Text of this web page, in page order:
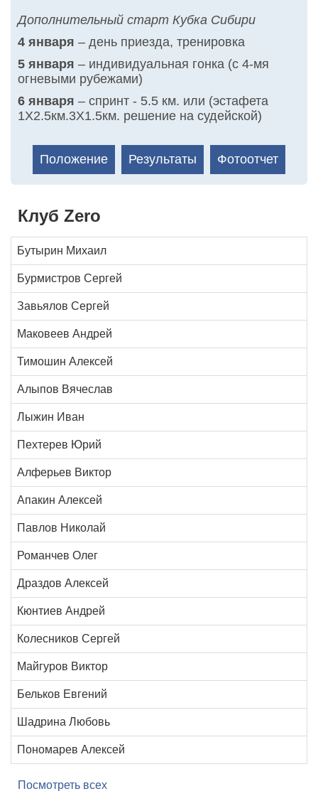
Дополнительный старт Кубка Сибири
4 января – день приезда, тренировка
5 января – индивидуальная гонка (с 4-мя
огневыми рубежами)
6 января – спринт - 5.5 км. или (эстафета
1Х2.5км.3Х1.5км. решение на судейской)
Положение Результаты Фотоотчет
Клуб Zero
Бутырин Михаил
Бурмистров Сергей
Завьялов Сергей
Маковеев Андрей
Тимошин Алексей
Алыпов Вячеслав
Лыжин Иван
Пехтерев Юрий
Алферьев Виктор
Апакин Алексей
Павлов Николай
Романчев Олег
Драздов Алексей
Кюнтиев Андрей
Колесников Сергей
Майгуров Виктор
Бельков Евгений
Шадрина Любовь
Пономарев Алексей
Посмотреть всех